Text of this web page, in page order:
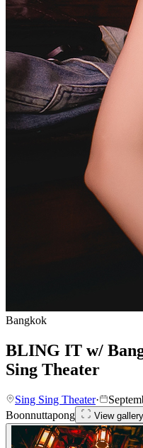
Bangkok
BLING IT w/
Sing Theater
Sing Sing Theater·
Boonnuttapong
View gallery